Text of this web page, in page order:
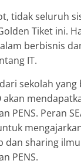
tidak seluruh
Tiket ini.
berbisnis
IT.
sekolah yang
akan
PENS. Peran
sharing
PENS.